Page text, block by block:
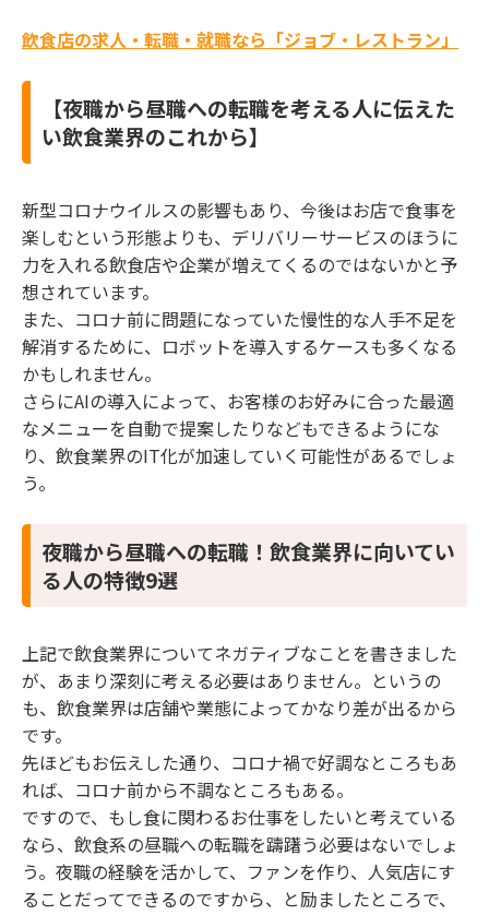
飲食店の求人・転職・就職なら「ジョブ・レストラン」
【夜職から昼職への転職を考える人に伝えた
い飲食業界のこれから】
新型コロナウイルスの影響もあり、今後はお店で食事を
楽しむという形態よりも、デリバリーサービスのほうに
力を入れる飲食店や企業が増えてくるのではないかと予
想されています。
また、コロナ前に問題になっていた慢性的な人手不足を
解消するために、ロボットを導入するケースも多くなる
かもしれません。
さらにAIの導入によって、お客様のお好みに合った最適
なメニューを自動で提案したりなどもできるようにな
り、飲食業界のIT化が加速していく可能性があるでしょ
う。
夜職から昼職への転職！飲食業界に向いてい
る人の特徴9選
上記で飲食業界についてネガティブなことを書きました
が、あまり深刻に考える必要はありません。というの
も、飲食業界は店舗や業態によってかなり差が出るから
です。
先ほどもお伝えした通り、コロナ禍で好調なところもあ
れば、コロナ前から不調なところもある。
ですので、もし食に関わるお仕事をしたいと考えている
なら、飲食系の昼職への転職を躊躇う必要はないでしょ
う。夜職の経験を活かして、ファンを作り、人気店にす
ることだってできるのですから、と励ましたところで、